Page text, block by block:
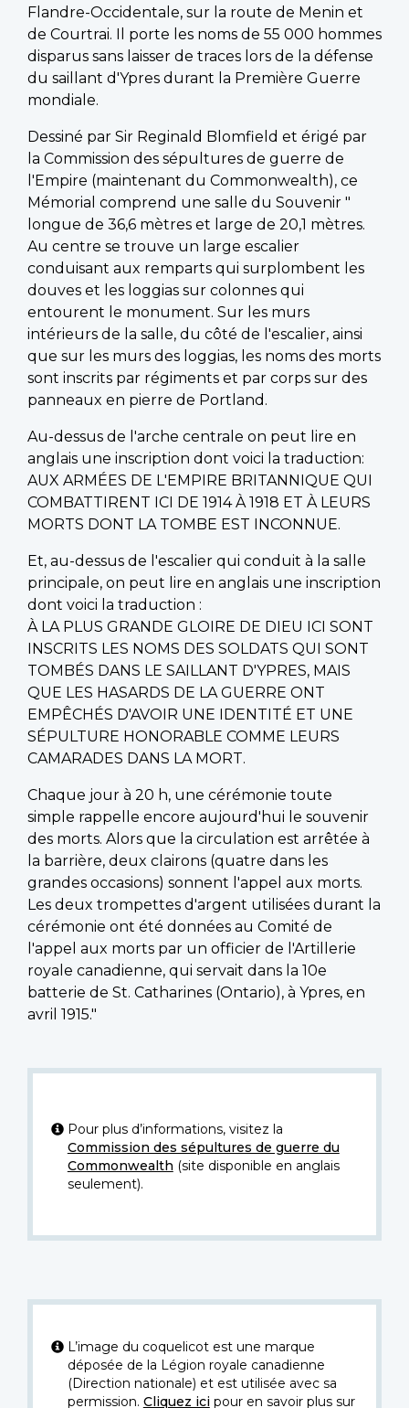
Flandre-Occidentale, sur la route de Menin et
de Courtrai. Il porte les noms de 55 000 hommes
disparus sans laisser de traces lors de la défense
du saillant d'Ypres durant la Première Guerre
mondiale.
Dessiné par Sir Reginald Blomfield et érigé par
la Commission des sépultures de guerre de
l'Empire (maintenant du Commonwealth), ce
Mémorial comprend une salle du Souvenir "
longue de 36,6 mètres et large de 20,1 mètres.
Au centre se trouve un large escalier
conduisant aux remparts qui surplombent les
douves et les loggias sur colonnes qui
entourent le monument. Sur les murs
intérieurs de la salle, du côté de l'escalier, ainsi
que sur les murs des loggias, les noms des morts
sont inscrits par régiments et par corps sur des
panneaux en pierre de Portland.
Au-dessus de l'arche centrale on peut lire en
anglais une inscription dont voici la traduction:
AUX ARMÉES DE L'EMPIRE BRITANNIQUE QUI
COMBATTIRENT ICI DE 1914 À 1918 ET À LEURS
MORTS DONT LA TOMBE EST INCONNUE.
Et, au-dessus de l'escalier qui conduit à la salle
principale, on peut lire en anglais une inscription
dont voici la traduction :
À LA PLUS GRANDE GLOIRE DE DIEU ICI SONT
INSCRITS LES NOMS DES SOLDATS QUI SONT
TOMBÉS DANS LE SAILLANT D'YPRES, MAIS
QUE LES HASARDS DE LA GUERRE ONT
EMPÊCHÉS D'AVOIR UNE IDENTITÉ ET UNE
SÉPULTURE HONORABLE COMME LEURS
CAMARADES DANS LA MORT.
Chaque jour à 20 h, une cérémonie toute
simple rappelle encore aujourd'hui le souvenir
des morts. Alors que la circulation est arrêtée à
la barrière, deux clairons (quatre dans les
grandes occasions) sonnent l'appel aux morts.
Les deux trompettes d'argent utilisées durant la
cérémonie ont été données au Comité de
l'appel aux morts par un officier de l'Artillerie
royale canadienne, qui servait dans la 10e
batterie de St. Catharines (Ontario), à Ypres, en
avril 1915."
Pour plus d’informations, visitez la
Commission des sépultures de guerre du
Commonwealth (site disponible en anglais
seulement).
L’image du coquelicot est une marque
déposée de la Légion royale canadienne
(Direction nationale) et est utilisée avec sa
permission. Cliquez icipour en savoir plus sur